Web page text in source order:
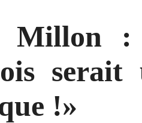
Millon :
serait
!»